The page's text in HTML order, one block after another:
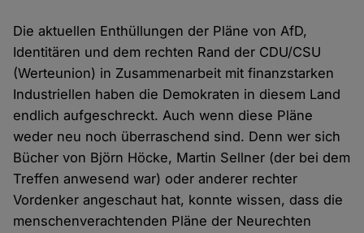
Die aktuellen Enthüllungen der Pläne von AfD,
Identitären und dem rechten Rand der CDU/CSU
(Werteunion) in Zusammenarbeit mit finanzstarken
Industriellen haben die Demokraten in diesem Land
endlich aufgeschreckt. Auch wenn diese Pläne
weder neu noch überraschend sind. Denn wer sich
Bücher von Björn Höcke, Martin Sellner (der bei dem
Treffen anwesend war) oder anderer rechter
Vordenker angeschaut hat, konnte wissen, dass die
menschenverachtenden Pläne der Neurechten